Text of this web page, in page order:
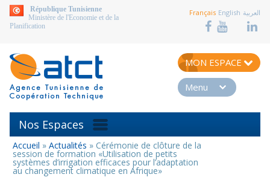
aller au contenu
République Tunisienne
Ministère de l'Economie et de la
Planification
Français English العربية
MON ESPACE
Menu
Nos Espaces
Vous
êtes
ici
Accueil » Actualités » Cérémonie de clôture de la
session de formation «Utilisation de petits
systèmes d’irrigation efficaces pour l’adaptation
au changement climatique en Afrique»